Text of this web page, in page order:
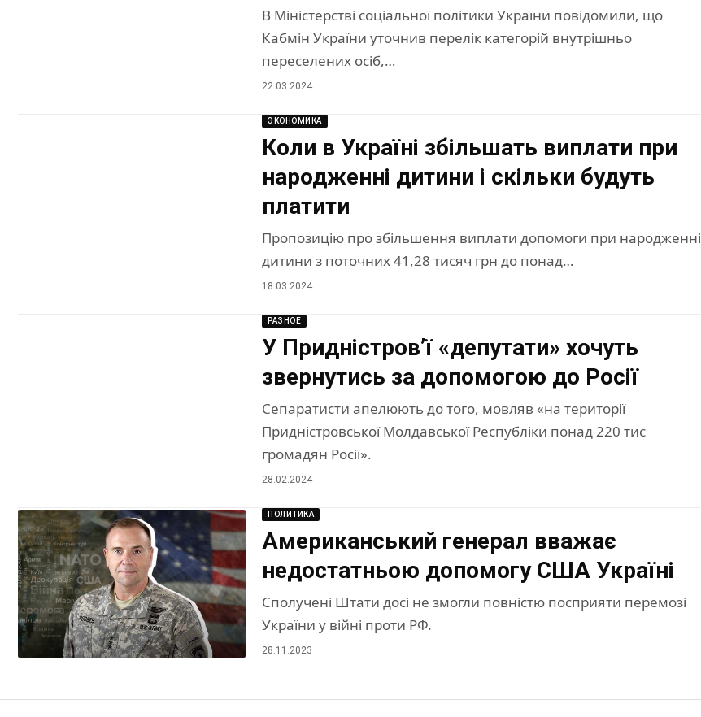
В Міністерстві соціальної політики України повідомили, що
Кабмін України уточнив перелік категорій внутрішньо
переселених осіб,…
22.03.2024
ЭКОНОМИКА
Коли в Україні збільшать виплати при
народженні дитини і скільки будуть
платити
Пропозицію про збільшення виплати допомоги при народженні
дитини з поточних 41,28 тисяч грн до понад…
18.03.2024
РАЗНОЕ
У Придністров’ї «депутати» хочуть
звернутись за допомогою до Росії
Сепаратисти апелюють до того, мовляв «на території
Придністровської Молдавської Республіки понад 220 тис
громадян Росії».
28.02.2024
ПОЛИТИКА
Американський генерал вважає
недостатньою допомогу США Україні
Сполучені Штати досі не змогли повністю посприяти перемозі
України у війні проти РФ.
28.11.2023